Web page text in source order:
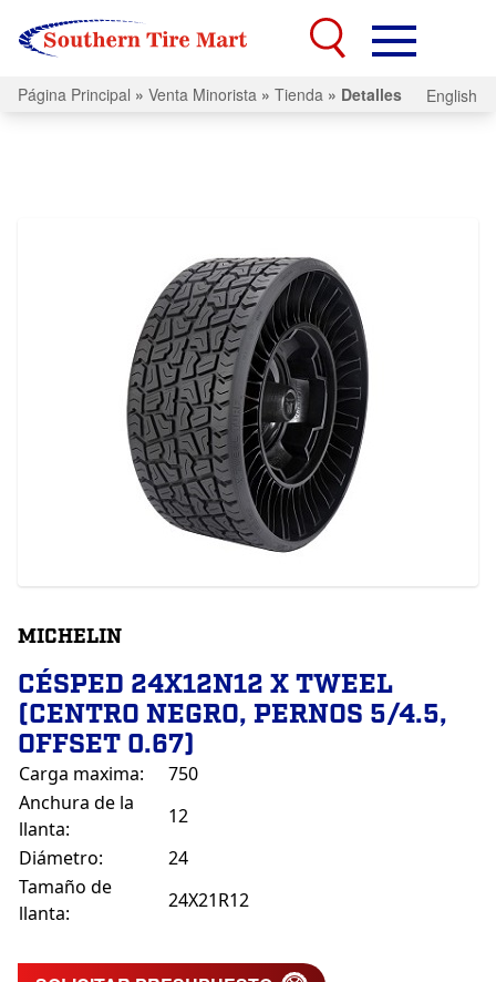
Página Principal » Venta Minorista » Tienda » Detalles English
MICHELIN
CÉSPED 24X12N12 X TWEEL
(CENTRO NEGRO, PERNOS 5/4.5,
OFFSET 0.67)
Carga maxima:
750
Anchura de la
llanta:
12
Diámetro:
24
Tamaño de
llanta:
24X21R12